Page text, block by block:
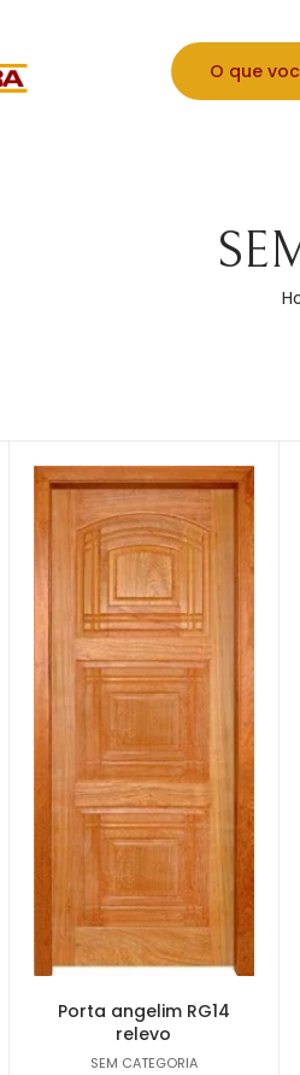
Porta angelim RG14
relevo
SEM CATEGORIA